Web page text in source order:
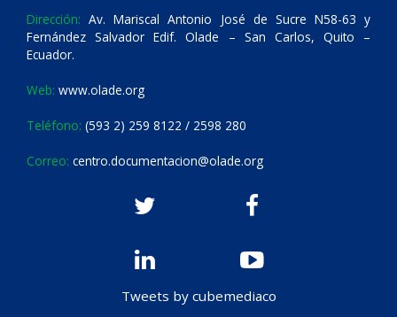
Dirección: Av. Mariscal Antonio José de Sucre N58-63 y
Fernández Salvador Edif. Olade – San Carlos, Quito –
Ecuador.
Web: www.olade.org
Teléfono: (593 2) 259 8122 / 2598 280
Correo: centro.documentacion@olade.org
Tweets by cubemediaco